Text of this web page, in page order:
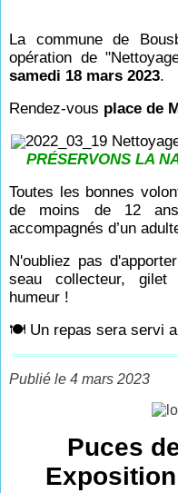
La commune de
opération de
samedi 18 mars 2023.
Rendez-vous place de
PRÉSERVONS LA
Toutes les bonnes
de moins de 12 ans
accompagnés d’un
N'oubliez pas
seau collecteur,
humeur !
🍽 Un repas sera servi
Publié le 4 mars 2023
Puces